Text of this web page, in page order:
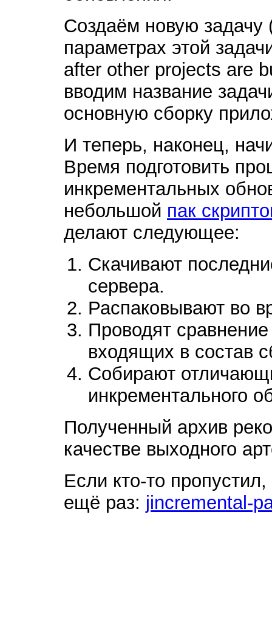
Создаём новую
параметрах этой
after other projects are
вводим название
основную сборку
И теперь, наконец,
Время подготовить
инкрементальных
небольшой пак
делают следующее:
Скачивают
сервера.
Распаковывают во
Проводят
входящих в состав
Собирают
инкрементального
Полученный архив
качестве выходного
Если кто-то
ещё раз: jincremental-